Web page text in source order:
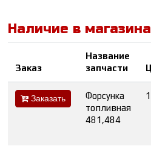
Наличие в
Заказ
Название
запчасти
Заказать
Форсунка
топливная
481,484